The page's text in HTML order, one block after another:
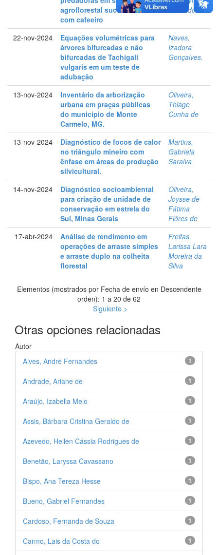
agroflorestal sucessional
com cafeeiro
Maria do
22-nov-2024
Equações volumétricas para
árvores bifurcadas e não
bifurcadas de Tachigali
vulgaris em um teste de
adubação
Naves,
Izadora
Gonçalves.
13-nov-2024
Inventário da arborização
urbana em praças públicas
do município de Monte
Carmelo, MG.
Oliveira,
Thiago
Cunha de
13-nov-2024
Diagnóstico de focos de calor
no triângulo mineiro com
ênfase em áreas de produção
silvicultural.
Martins,
Gabriela
Saraiva
14-nov-2024
Diagnóstico socioambiental
para criação de unidade de
conservação em estrela do
Sul, Minas Gerais
Oliveira,
Joysse de
Fátima
Flôres de
17-abr-2024
Análise de rendimento em
operações de arraste simples
e arraste duplo na colheita
florestal
Freitas,
Larissa Lara
Moreira da
Silva
Elementos (mostrados por Fecha de envío en Descendente
orden): 1 a 20 de 62
Siguiente >
Otras opciones relacionadas
Autor
1
Alves, André Fernandes
1
Andrade, Ariane de
1
Araújo, Izabella Melo
1
Assis, Bárbara Cristina Geraldo de
1
Azevedo, Hellen Cássia Rodrigues de
1
Benetão, Laryssa Cavassano
1
Bispo, Ana Tereza Hesse
1
Bueno, Gabriel Fernandes
1
Cardoso, Fernanda de Souza
1
Carmo, Lais da Costa do